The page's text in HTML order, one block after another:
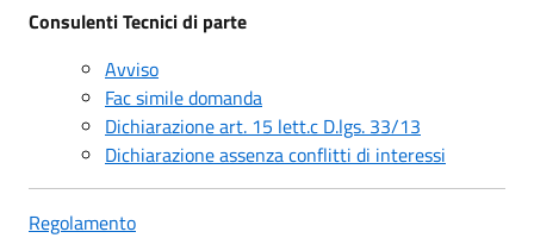
Consulenti Tecnici di parte
Avviso
Fac simile domanda
Dichiarazione art. 15 lett.c D.lgs. 33/13
Dichiarazione assenza conflitti di interessi
Regolamento